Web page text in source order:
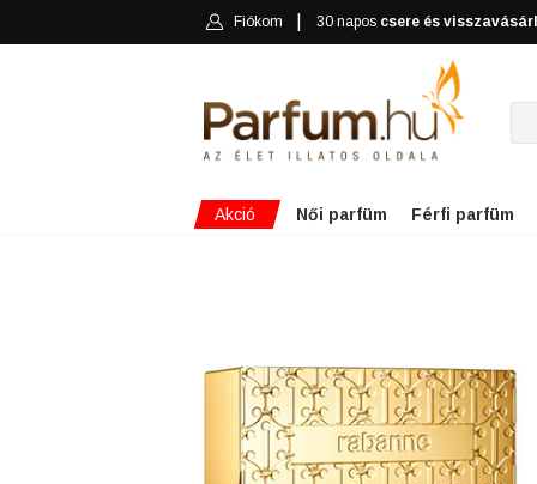
Fiókom 30 napos csere és
Akció Női parfüm Férfi parfüm